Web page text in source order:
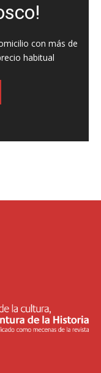
con más de
habitual